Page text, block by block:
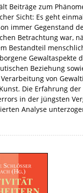
Beiträge zum
Sicht: Es geht
immer Gegenstand
Betrachtung war,
Bestandteil
Gewaltaspekte
Beziehung
von
Die Erfahrung der
in der jüngsten
Analyse